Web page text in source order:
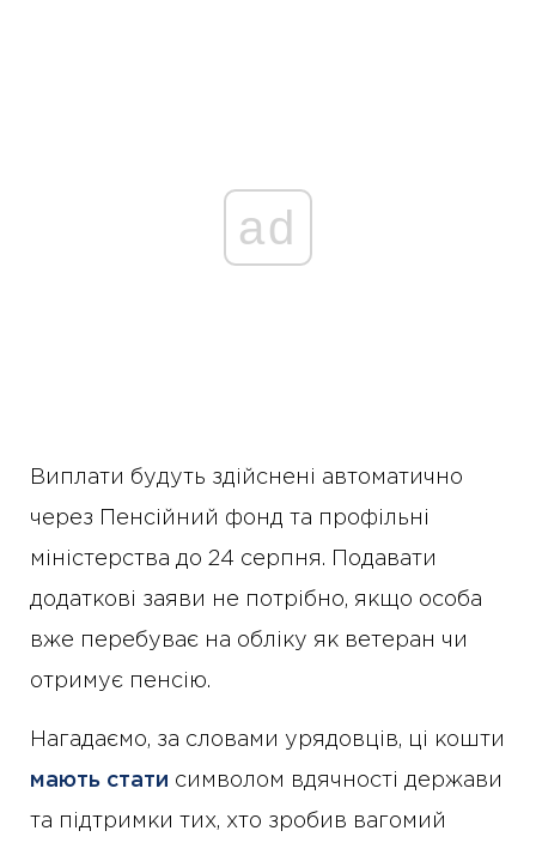
ad
Виплати будуть здійснені автоматично
через Пенсійний фонд та профільні
міністерства до 24 серпня. Подавати
додаткові заяви не потрібно, якщо особа
вже перебуває на обліку як ветеран чи
отримує пенсію.
Нагадаємо, за словами урядовців, ці кошти
мають стати символом вдячності держави
та підтримки тих, хто зробив вагомий